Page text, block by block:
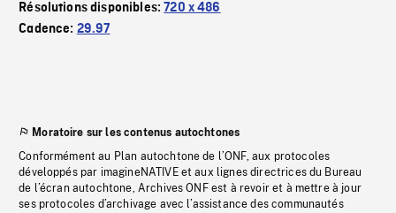
Résolutions disponibles:720 x 486
Cadence: 29.97
Moratoire sur les contenus autochtones
Conformément au Plan autochtone de l’ONF, aux protocoles
développés par imagineNATIVE et aux lignes directrices du Bureau
de l’écran autochtone, Archives ONF est à revoir et à mettre à jour
ses protocoles d’archivage avec l’assistance des communautés